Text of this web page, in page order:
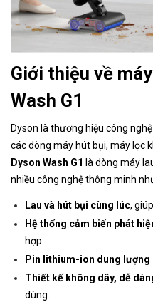
Giới thiệu về
Wash G1
Dyson là thương hiệu công
các dòng máy hút bụi, máy lọc
Dyson Wash G1 là dòng máy
nhiều công nghệ thông minh
Lau và hút bụi cùng lúc,
Hệ thống cảm biến phát
hợp.
Pin lithium-ion dung lượng
Thiết kế không dây, dễ
dùng.